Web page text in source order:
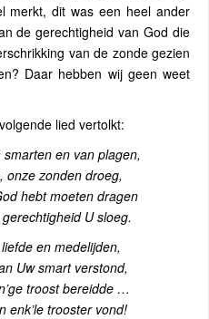
merkt, dit was een heel ander
de gerechtigheid van God die
van de zonde gezien
Daar hebben wij geen weet
lied vertolkt:
en van plagen,
onze zonden droeg,
hebt moeten dragen
U sloeg.
en medelijden,
Uw smart verstond,
troost bereidde …
enk’le trooster vond!